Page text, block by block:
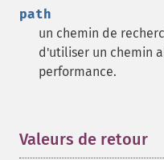
path
un chemin de
d'utiliser un chemin
performance.
Valeurs de retour